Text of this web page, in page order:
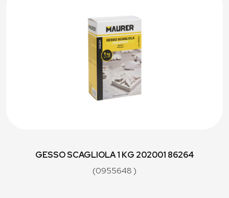
GESSO SCAGLIOLA 1 KG 202001 86264
(0955648 )